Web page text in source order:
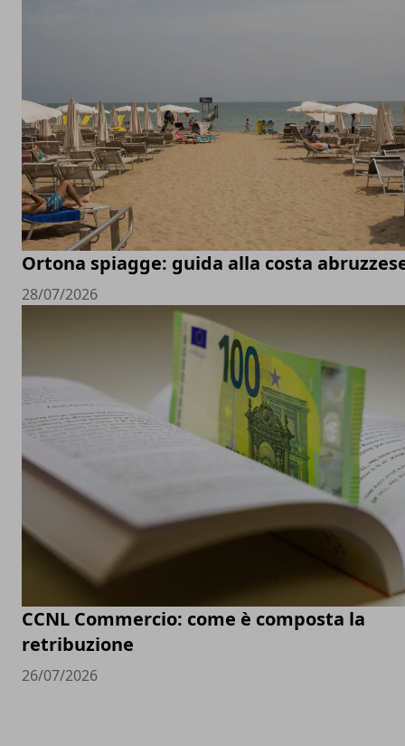
Ortona spiagge: guida alla costa
28/07/2026
CCNL Commercio: come è composta la
retribuzione
26/07/2026